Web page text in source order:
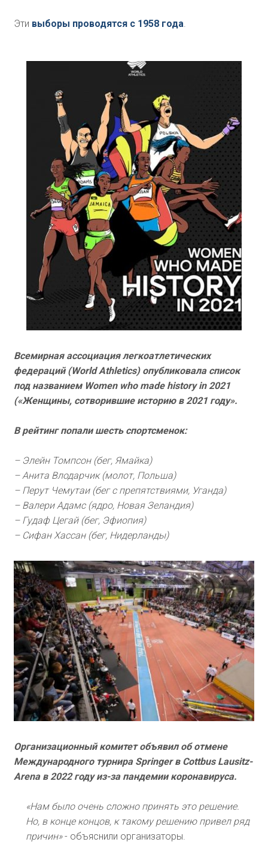
Эти выборы проводятся с 1958 года
Всемирная ассоциация легкоатлетических
федераций (World Athletics) опубликовала список
под названием Women who made history in 2021
(«Женщины, сотворившие историю в 2021 году».
В рейтинг попали шесть спортсменок:
– Элейн Томпсон (бег, Ямайка)
– Анита Влодарчик (молот, Польша)
– Перут Чемутаи (бег с препятствиями, Уганда)
– Валери Адамс (ядро, Новая Зеландия)
– Гудаф Цегай (бег, Эфиопия)
– Сифан Хассан (бег, Нидерланды)
Организационный комитет объявил об отмене
Международного турнира Springer в Cottbus Lausitz-
Arena в 2022 году из-за пандемии коронавируса.
«Нам было очень сложно принять это решение.
Но, в конце концов, к такому решению привел ряд
причин»- объяснили организаторы.